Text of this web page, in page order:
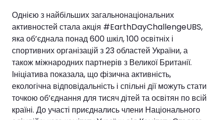
Однією з найбільших загальнонаціональних
активностей стала акція #EarthDayChallengeUBS,
яка об’єднала понад 600 шкіл, 100 освітніх і
спортивних організацій з 23 областей України, а
також міжнародних партнерів з Великої Британії.
Ініціатива показала, що фізична активність,
екологічна відповідальність і спільні дії можуть стати
точкою об’єднання для тисяч дітей та освітян по всій
країні. До участі приєднались члени Національного